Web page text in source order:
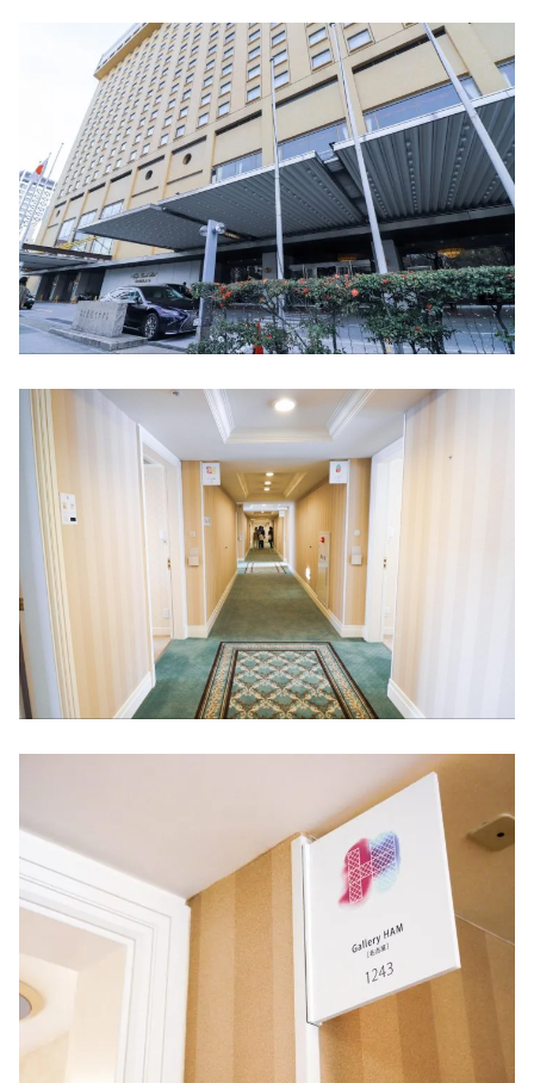
名古屋城を望む9階客室フロアで開催ART NAG
OYAはホテルナゴヤキャッスルを舞台に、ラグ
ジュアリー感を堪能しつつ気軽に現代アートを
観覧で...